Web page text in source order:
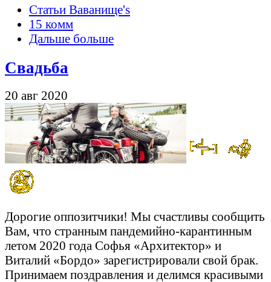
Статьи Ваванище's
15 комм
Дальше больше
Свадьба
20 авг 2020
Дорогие оппозитчики! Мы счастливы сообщить
Вам, что странным пандемийно-карантинным
летом 2020 года Софья «Архитектор» и
Виталий «Бордо» зарегистрировали свой брак.
Принимаем поздравления и делимся красивыми